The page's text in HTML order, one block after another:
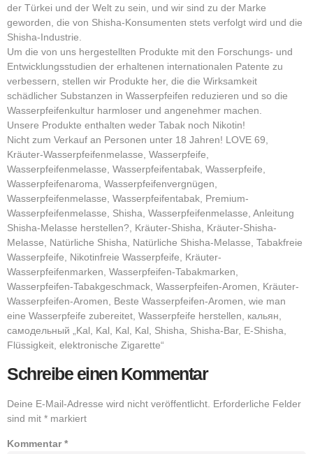
der Türkei und der Welt zu sein, und wir sind zu der Marke
geworden, die von Shisha-Konsumenten stets verfolgt wird und die
Shisha-Industrie.
Um die von uns hergestellten Produkte mit den Forschungs- und
Entwicklungsstudien der erhaltenen internationalen Patente zu
verbessern, stellen wir Produkte her, die die Wirksamkeit
schädlicher Substanzen in Wasserpfeifen reduzieren und so die
Wasserpfeifenkultur harmloser und angenehmer machen.
Unsere Produkte enthalten weder Tabak noch Nikotin!
Nicht zum Verkauf an Personen unter 18 Jahren! LOVE 69,
Kräuter-Wasserpfeifenmelasse, Wasserpfeife,
Wasserpfeifenmelasse, Wasserpfeifentabak, Wasserpfeife,
Wasserpfeifenaroma, Wasserpfeifenvergnügen,
Wasserpfeifenmelasse, Wasserpfeifentabak, Premium-
Wasserpfeifenmelasse, Shisha, Wasserpfeifenmelasse, Anleitung
Shisha-Melasse herstellen?, Kräuter-Shisha, Kräuter-Shisha-
Melasse, Natürliche Shisha, Natürliche Shisha-Melasse, Tabakfreie
Wasserpfeife, Nikotinfreie Wasserpfeife, Kräuter-
Wasserpfeifenmarken, Wasserpfeifen-Tabakmarken,
Wasserpfeifen-Tabakgeschmack, Wasserpfeifen-Aromen, Kräuter-
Wasserpfeifen-Aromen, Beste Wasserpfeifen-Aromen, wie man
eine Wasserpfeife zubereitet, Wasserpfeife herstellen, кальян,
самодельный „Kal, Kal, Kal, Kal, Shisha, Shisha-Bar, E-Shisha,
Flüssigkeit, elektronische Zigarette“
Schreibe einen Kommentar
Deine E-Mail-Adresse wird nicht veröffentlicht. Erforderliche Felder
sind mit * markiert
Kommentar*